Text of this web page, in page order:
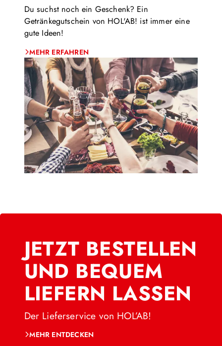
Du suchst noch ein Geschenk? Ein
Getränkegutschein von HOL'AB! ist immer eine
gute Ideen!
MEHR ERFAHREN
JETZT BESTELLEN
UND BEQUEM
LIEFERN LASSEN
Der Lieferservice von HOL’AB!
MEHR ENTDECKEN